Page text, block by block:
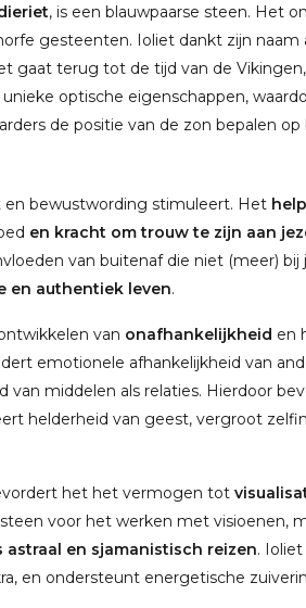
, is een blauwpaarse steen. Het
gesteenten. Ioliet dankt zijn naam
gaat terug tot de tijd van de
optische eigenschappen,
de positie van de zon bepalen
en bewustwording stimuleert. Het
en kracht om trouw te zijn aan
van buitenaf die niet (meer)
en authentiek leven.
van onafhankelijkheid en
emotionele afhankelijkheid van
van middelen als relaties. Hierdoor
helderheid van geest, vergroot
het het vermogen tot
voor het werken met visioenen,
en sjamanistisch reizen.
en ondersteunt energetische